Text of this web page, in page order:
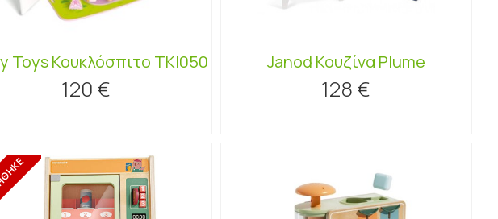
Toys Κουκλόσπιτο TKI050
120 €
Janod Κουζίνα Plume
128 €